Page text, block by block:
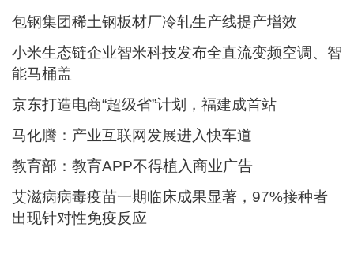
包钢集团稀土钢板材厂冷轧生产线提产增效
小米生态链企业智米科技发布全直流变频空调、智
能马桶盖
京东打造电商“超级省”计划，福建成首站
马化腾：产业互联网发展进入快车道
教育部：教育APP不得植入商业广告
艾滋病病毒疫苗一期临床成果显著，97%接种者
出现针对性免疫反应